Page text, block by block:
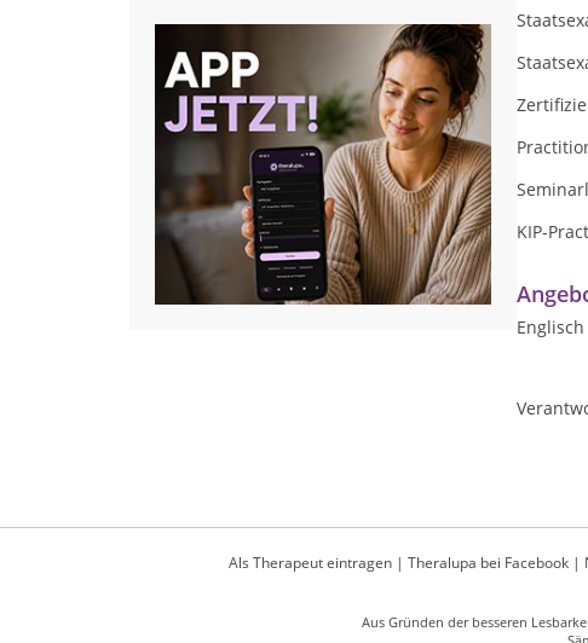
KIP-
Englisch
Als Therapeut eintragen| Theralupa bei Facebook|
Aus Gründen der besseren